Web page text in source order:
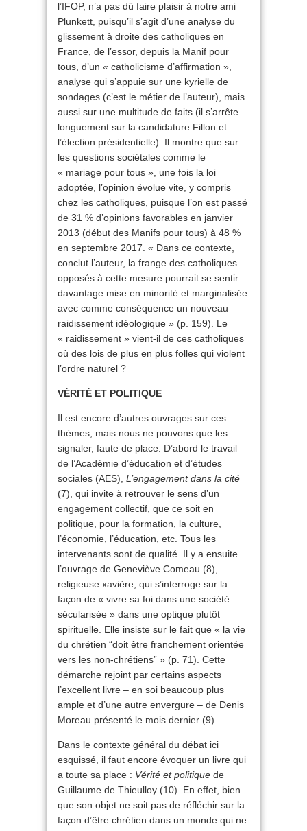
l’IFOP, n’a pas dû faire plaisir à notre ami
Plunkett, puisqu’il s’agit d’une analyse du
glissement à droite des catholiques en
France, de l’essor, depuis la Manif pour
tous, d’un « catholicisme d’affirmation »,
analyse qui s’appuie sur une kyrielle de
sondages (c’est le métier de l’auteur), mais
aussi sur une multitude de faits (il s’arrête
longuement sur la candidature Fillon et
l’élection présidentielle). Il montre que sur
les questions sociétales comme le
« mariage pour tous », une fois la loi
adoptée, l’opinion évolue vite, y compris
chez les catholiques, puisque l’on est passé
de 31 % d’opinions favorables en janvier
2013 (début des Manifs pour tous) à 48 %
en septembre 2017. « Dans ce contexte,
conclut l’auteur, la frange des catholiques
opposés à cette mesure pourrait se sentir
davantage mise en minorité et marginalisée
avec comme conséquence un nouveau
raidissement idéologique » (p. 159). Le
« raidissement » vient-il de ces catholiques
où des lois de plus en plus folles qui violent
l’ordre naturel ?
VÉRITÉ ET POLITIQUE
Il est encore d’autres ouvrages sur ces
thèmes, mais nous ne pouvons que les
signaler, faute de place. D’abord le travail
de l’Académie d’éducation et d’études
sociales (AES), L’engagement dans la cité
(7), qui invite à retrouver le sens d’un
engagement collectif, que ce soit en
politique, pour la formation, la culture,
l’économie, l’éducation, etc. Tous les
intervenants sont de qualité. Il y a ensuite
l’ouvrage de Geneviève Comeau (8),
religieuse xavière, qui s’interroge sur la
façon de « vivre sa foi dans une société
sécularisée » dans une optique plutôt
spirituelle. Elle insiste sur le fait que « la vie
du chrétien “doit être franchement orientée
vers les non-chrétiens” » (p. 71). Cette
démarche rejoint par certains aspects
l’excellent livre – en soi beaucoup plus
ample et d’une autre envergure – de Denis
Moreau présenté le mois dernier (9).
Dans le contexte général du débat ici
esquissé, il faut encore évoquer un livre qui
a toute sa place : Vérité et politique de
Guillaume de Thieulloy (10). En effet, bien
que son objet ne soit pas de réfléchir sur la
façon d’être chrétien dans un monde qui ne